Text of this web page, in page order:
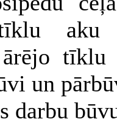
tīklu
ārējo
un
darbu